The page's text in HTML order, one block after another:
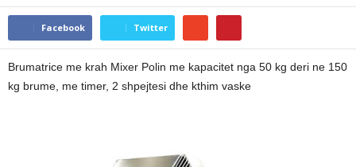
Facebook Twitter
Brumatrice me krah Mixer Polin me kapacitet nga 50 kg deri ne 150
kg brume, me timer, 2 shpejtesi dhe kthim vaske